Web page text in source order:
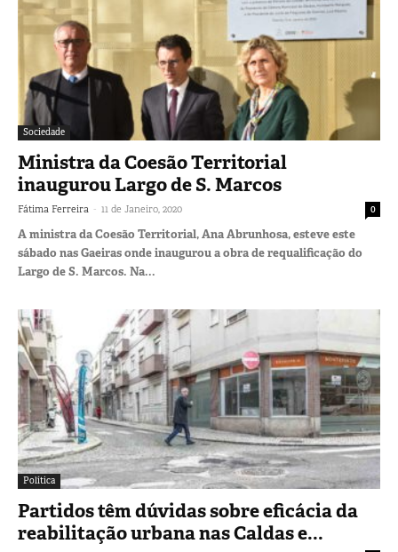
Sociedade
Ministra da Coesão Territorial
inaugurou Largo de S. Marcos
Fátima Ferreira - 11 de Janeiro, 2020 0
A ministra da Coesão Territorial, Ana Abrunhosa, esteve este
sábado nas Gaeiras onde inaugurou a obra de requalificação do
Largo de S. Marcos. Na...
Política
Partidos têm dúvidas sobre eficácia da
reabilitação urbana nas Caldas e...